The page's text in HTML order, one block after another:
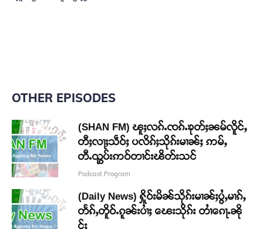
OTHER EPISODES
(SHAN FM) ၽူႈလၵ်ႉၸၵ်ႉၶုတ်ႈၼမ်လိူင်ႇ
တီႈလႃႈသဵဝ်ႈ ပလိၵ်ႈသိုၵ်းမၢၼ်ႈ ဢမ်ႇ
တီႉၺွပ်းဢဝ်တၢင်းၽိတ်းသင်
Podcast Program
(Daily News) ႁိူဝ်းမိၼ်သိုၵ်းမၢၼ်ႈပွႆႇမၢၵ်ႇ
တႅၵ်ႇတိူဝ်ႉၵူၼ်းပၢႆႈ ၽေးသိုၵ်း တၢႆၵေႃႉၼို
င်ႈ